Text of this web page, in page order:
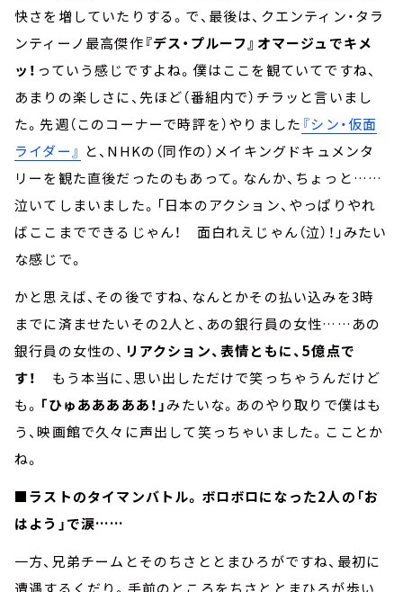
快さを増していたりする。で、最後は、クエンティン・タラ
ンティーノ最高傑作『デス・プルーフ』オマージュでキメ
ッ！ っていう感じですよね。僕はここを観ていてですね、
あまりの楽しさに、先ほど（番組内で）チラッと言いまし
た。先週（このコーナーで時評を）やりました 『シン・仮面
ライダー』 と、NHKの（同作の）メイキングドキュメンタ
リーを観た直後だったのもあって。なんか、ちょっと……
泣いてしまいました。「日本のアクション、やっぱりやれ
ばここまでできるじゃん！ 面白れえじゃん（泣）！」みたい
な感じで。
かと思えば、その後ですね、なんとかその払い込みを3時
までに済ませたいその2人と、あの銀行員の女性……あの
銀行員の女性の、 リアクション、表情ともに、5億点で
す！
もう本当に、思い出しただけで笑っちゃうんだけど
も。 「ひゅあああああ！」みたいな。あのやり取りで僕はも
う、映画館で久々に声出して笑っちゃいました。こことか
ね。
■ラストのタイマンバトル。ボロボロになった2人の「お
はよう」で涙……
一方、兄弟チームとそのちさととまひろがですね、最初に
遭遇するくだり。手前のところをちさととまひろが歩い